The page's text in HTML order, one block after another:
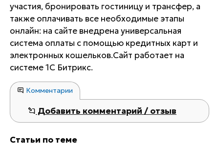
участия, бронировать гостиницу и трансфер, а
также оплачивать все необходимые этапы
онлайн: на сайте внедрена универсальная
система оплаты с помощью кредитных карт и
электронных кошельков.Сайт работает на
системе 1С Битрикс.
Комментарии
Добавить комментарий / отзыв
Статьи по теме